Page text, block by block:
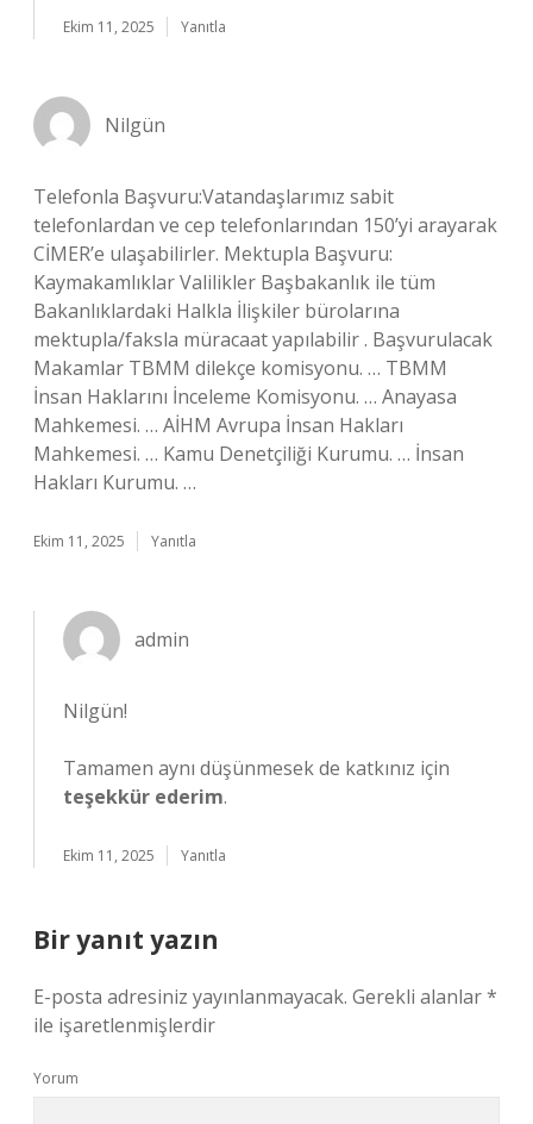
Ekim 11, 2025 Yanıtla
Nilgün
Telefonla Başvuru:Vatandaşlarımız sabit
telefonlardan ve cep telefonlarından 150’yi arayarak
CİMER’e ulaşabilirler. Mektupla Başvuru:
Kaymakamlıklar Valilikler Başbakanlık ile tüm
Bakanlıklardaki Halkla İlişkiler bürolarına
mektupla/faksla müracaat yapılabilir . Başvurulacak
Makamlar TBMM dilekçe komisyonu. … TBMM
İnsan Haklarını İnceleme Komisyonu. … Anayasa
Mahkemesi. … AİHM Avrupa İnsan Hakları
Mahkemesi. … Kamu Denetçiliği Kurumu. … İnsan
Hakları Kurumu. …
Ekim 11, 2025 Yanıtla
admin
Nilgün!
Tamamen aynı düşünmesek de katkınız için
teşekkür ederim.
Ekim 11, 2025 Yanıtla
Bir yanıt yazın
E-posta adresiniz yayınlanmayacak. Gerekli alanlar*
ile işaretlenmişlerdir
Yorum